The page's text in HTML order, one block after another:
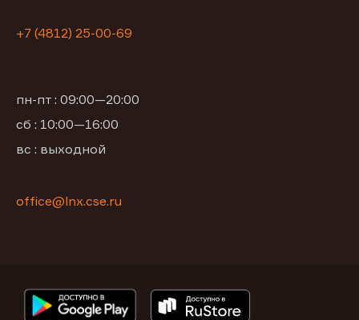
+7 (4812) 25-00-69
пн-пт : 09:00—20:00
сб : 10:00—16:00
вс : выходной
office@lnx.cse.ru